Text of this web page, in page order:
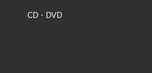
CD・DVD